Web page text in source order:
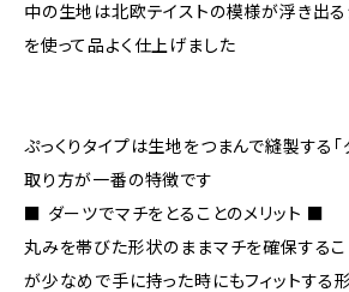
中の生地は北欧テイストの模様が浮き出る
を使って品よく仕上げました
ぷっくりタイプは生地をつまんで縫製する「
取り方が一番の特徴です
■ ダーツでマチをとることのメリット ■
丸みを帯びた形状のままマチを確保するこ
が少なめで手に持った時にもフィットする